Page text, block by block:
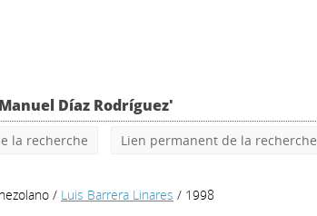
Díaz Rodríguez'
la recherche Lien permanent de la recherche
/ Luis Barrera Linares / 1998